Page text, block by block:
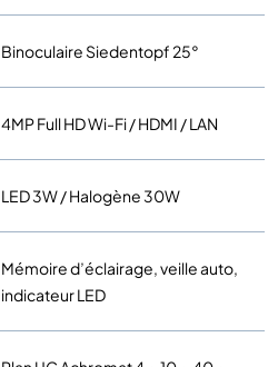
Binoculaire Siedentopf 25°
4MP Full HD Wi-Fi / HDMI / LAN
LED 3W / Halogène 30W
Mémoire d’éclairage, veille auto,
indicateur LED